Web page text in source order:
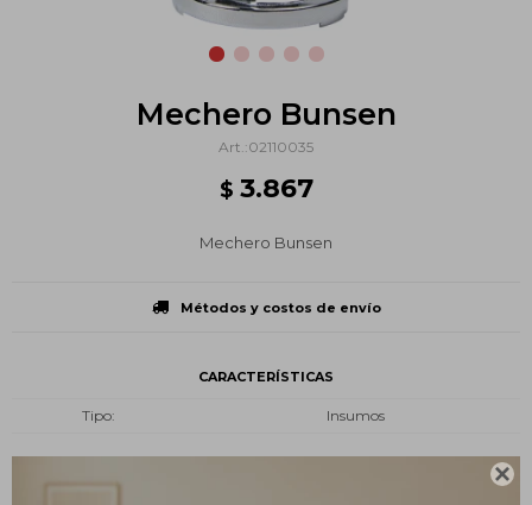

Mechero Bunsen
02110035
$ 3.867
Mechero Bunsen
Métodos y costos de envío
CARACTERÍSTICAS
Tipo Insumos